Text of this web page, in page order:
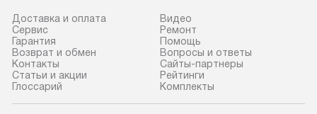
Доставка и оплата
Сервис
Гарантия
Возврат и обмен
Контакты
Статьи и акции
Глоссарий
Видео
Ремонт
Помощь
Вопросы и ответы
Сайты-партнеры
Рейтинги
Комплекты